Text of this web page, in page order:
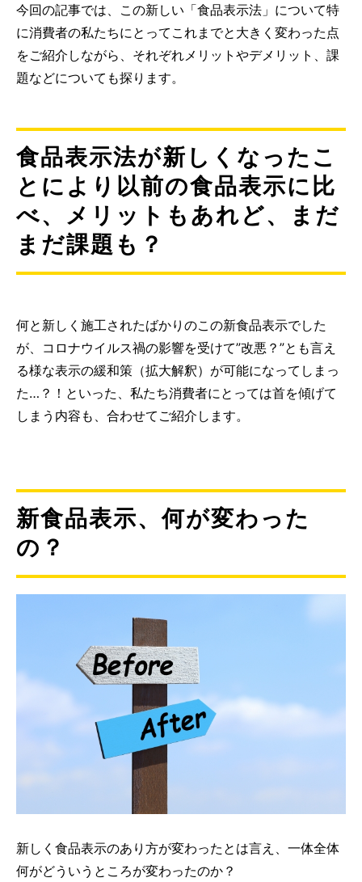
今回の記事では、この新しい「食品表示法」について特
に消費者の私たちにとってこれまでと大きく変わった点
をご紹介しながら、それぞれメリットやデメリット、課
題などについても探ります。
食品表示法が新しくなったこ
とにより以前の食品表示に比
べ、メリットもあれど、まだ
まだ課題も？
何と新しく施工されたばかりのこの新食品表示でした
が、コロナウイルス禍の影響を受けて”改悪？”とも言え
る様な表示の緩和策（拡大解釈）が可能になってしまっ
た…？！といった、私たち消費者にとっては首を傾げて
しまう内容も、合わせてご紹介します。
新食品表示、何が変わった
の？
新しく食品表示のあり方が変わったとは言え、一体全体
何がどういうところが変わったのか？